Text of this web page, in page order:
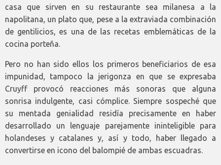
casa que sirven en su restaurante sea milanesa a la
napolitana, un plato que, pese a la extraviada combinación
de gentilicios, es una de las recetas emblemáticas de la
cocina porteña.
Pero no han sido ellos los primeros beneficiarios de esa
impunidad, tampoco la jerigonza en que se expresaba
Cruyff provocó reacciones más sonoras que alguna
sonrisa indulgente, casi cómplice. Siempre sospeché que
su mentada genialidad residía precisamente en haber
desarrollado un lenguaje parejamente ininteligible para
holandeses y catalanes y, así y todo, haber llegado a
convertirse en icono del balompié de ambas escuadras.